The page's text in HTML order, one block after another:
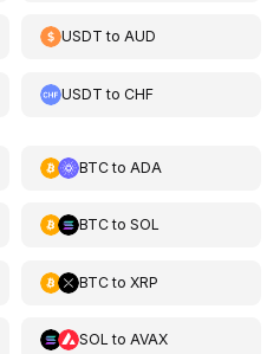
USDT toAUD
USDT toCHF
BTCto ADA
BTCto SOL
BTCto XRP
SOL to AVAX